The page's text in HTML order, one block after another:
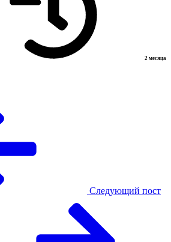
2 месяца
Следующий пост